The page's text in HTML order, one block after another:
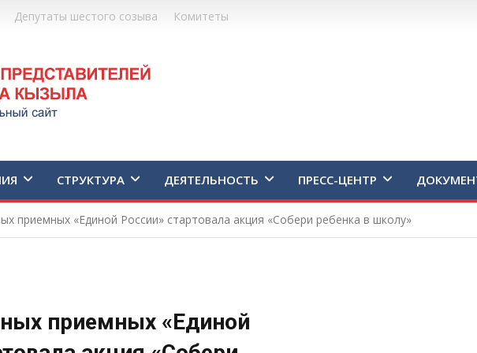
Депутаты шестого созыва Комитеты
СТРУКТУРА ДЕЯТЕЛЬНОСТЬ ПРЕСС-ЦЕНТР
приемных «Единой России» стартовала акция «Собери ребенка в школу»
приемных «Единой